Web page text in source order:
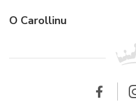
Breitling
Pro firmy
Velkoobchod
O Carollinu
O společnosti Carollinum